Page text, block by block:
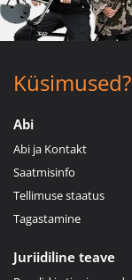
Küsimused?
Abi
Abi ja Kontakt
Saatmisinfo
Tellimuse staatus
Tagastamine
Juriidiline teave